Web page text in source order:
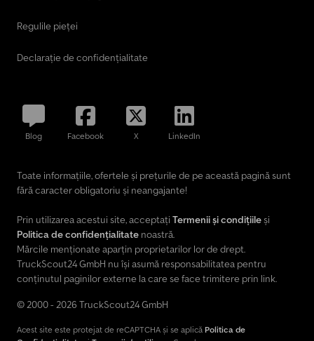
Regulile pieței
Declarație de confidențialitate
Blog Facebook X LinkedIn
Toate informațiile, ofertele și prețurile de pe această pagină sunt
fără caracter obligatoriu și neangajante!
Prin utilizarea acestui site, acceptați Termenii și condițiileși
Politica de confidențialitate noastră.
Mărcile menționate aparțin proprietarilor lor de drept.
TruckScout24 GmbH nu își asumă responsabilitatea pentru
conținutul paginilor externe la care se face trimitere prin link.
© 2000 - 2026 TruckScout24 GmbH
Acest site este protejat de reCAPTCHA și se aplică Politica de